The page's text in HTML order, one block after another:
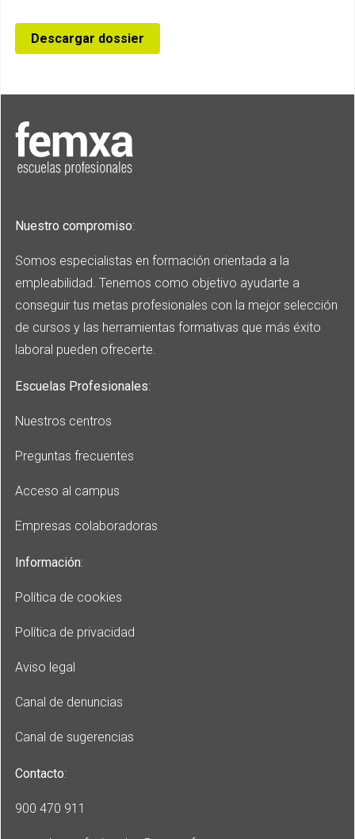
Descargar dossier
Nuestro compromiso:
Somos especialistas en formación orientada a la
empleabilidad. Tenemos como objetivo ayudarte a
conseguir tus metas profesionales con la mejor selección
de cursos y las herramientas formativas que más éxito
laboral pueden ofrecerte.
Escuelas Profesionales:
Nuestros centros
Preguntas frecuentes
Acceso al campus
Empresas colaboradoras
Información:
Política de cookies
Política de privacidad
Aviso legal
Canal de denuncias
Canal de sugerencias
Contacto:
900 470 911